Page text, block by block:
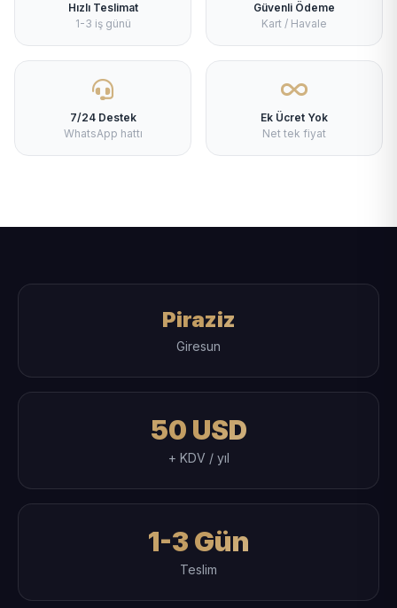
Hızlı Teslimat
1-3 iş günü
Güvenli Ödeme
Kart / Havale
7/24 Destek
WhatsApp hattı
Ek Ücret Yok
Net tek fiyat
Piraziz
Giresun
50 USD
+ KDV / yıl
1-3 Gün
Teslim